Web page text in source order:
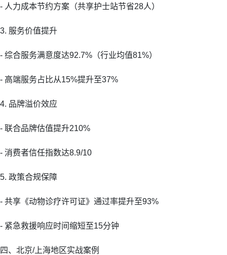
- 人力成本节约方案（共享护士站节省28人）
3. 服务价值提升
- 综合服务满意度达92.7%（行业均值81%）
- 高端服务占比从15%提升至37%
4. 品牌溢价效应
- 联合品牌估值提升210%
- 消费者信任指数达8.9/10
5. 政策合规保障
- 共享《动物诊疗许可证》通过率提升至93%
- 紧急救援响应时间缩短至15分钟
四、北京/上海地区实战案例